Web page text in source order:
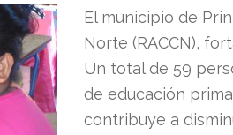
El municipio de
Norte (RACCN),
Un total de 59
de educación
contribuye a